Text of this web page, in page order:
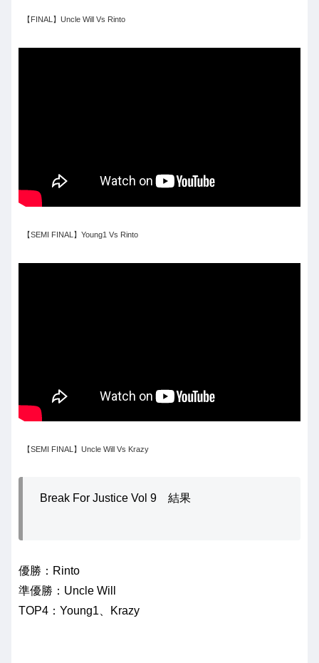
【FINAL】Uncle Will Vs Rinto
【SEMI FINAL】Young1 Vs Rinto
【SEMI FINAL】Uncle Will Vs Krazy
Break For Justice Vol 9 結果
優勝：Rinto
準優勝：Uncle Will
TOP4：Young1、Krazy